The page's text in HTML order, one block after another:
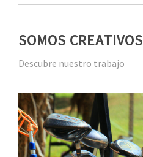
SOMOS CREATIVOS
Descubre nuestro trabajo